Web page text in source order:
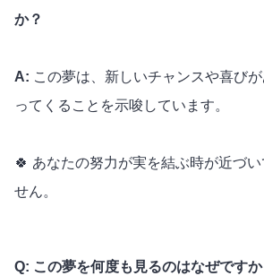
か？
A: この夢は、新しいチャンスや喜び
ってくることを示唆しています。
🍀 あなたの努力が実を結ぶ時が近づ
せん。
Q: この夢を何度も見るのはなぜですか